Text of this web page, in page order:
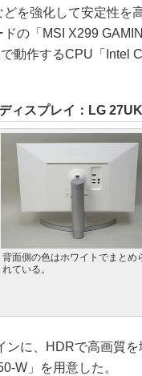
を強化して安定性を
の「MSI X299
動作するCPU「Intel
ィスプレイ：LG
背面側の色はホワイトでまとめ
れている。
に、HDRで高画質を
W」を用意した。